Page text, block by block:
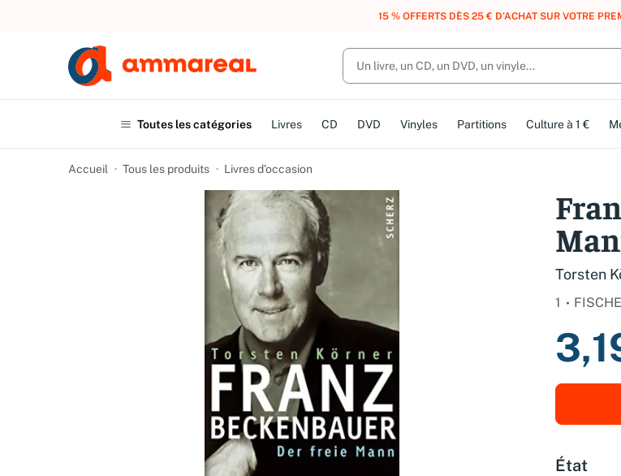
UN ACHAT, DES POINTS, DES RÉCOMPENSES :REJOIGNEZ
Toutes les catégories Livres CD DVD Vinyles Partitions Culture à 1 €
Accueil Tous les produits Livres d’occasion
Torsten
1
État